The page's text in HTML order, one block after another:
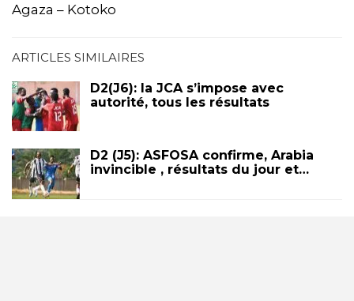
Agaza – Kotoko
ARTICLES SIMILAIRES
D2(J6): la JCA s’impose avec
autorité, tous les résultats
D2 (J5): ASFOSA confirme, Arabia
invincible , résultats du jour et…